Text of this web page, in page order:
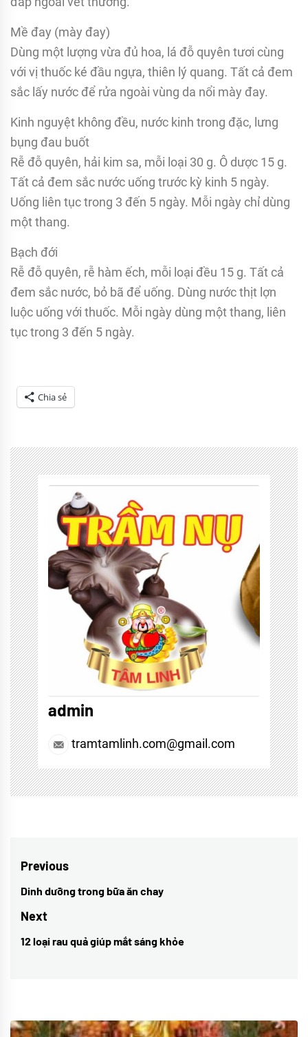
Mề đay (mày đay)
Dùng một lượng vừa đủ hoa, lá đỗ quyên tươi cùng
với vị thuốc ké đầu ngựa, thiên lý quang. Tất cả đem
sắc lấy nước để rửa ngoài vùng da nổi mày đay.
Kinh nguyệt không đều, nước kinh trong đặc, lưng
bụng đau buốt
Rễ đỗ quyên, hải kim sa, mỗi loại 30 g. Ô dược 15 g.
Tất cả đem sắc nước uống trước kỳ kinh 5 ngày.
Uống liên tục trong 3 đến 5 ngày. Mỗi ngày chỉ dùng
một thang.
Bạch đới
Rễ đỗ quyên, rễ hàm ếch, mỗi loại đều 15 g. Tất cả
đem sắc nước, bỏ bã để uống. Dùng nước thịt lợn
luộc uống với thuốc. Mỗi ngày dùng một thang, liên
tục trong 3 đến 5 ngày.
Chia sẻ
Bài
Thuốc
Quý
admin
tramtamlinh.com@gmail.com
Điều
hướng
bài
viết
Previous
Previous
post:
Dinh dưỡng trong bữa ăn chay
Next
Next
12 loại rau quả giúp mắt sáng khỏe